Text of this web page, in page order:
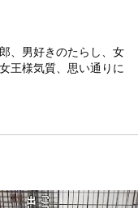
、男好きのたらし、女
王様気質、思い通りに
る